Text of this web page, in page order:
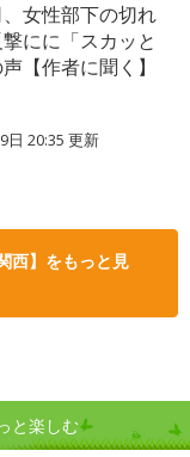
、女性部下の切れ
にに「スカッと
【作者に聞く】
日 20:35 更新
西】をもっと見
と楽しむ